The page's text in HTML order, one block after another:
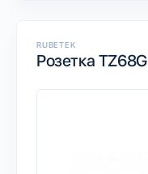
RUBETEK
Розетка TZ68G